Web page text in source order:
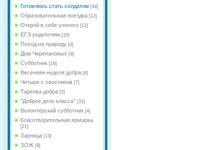
Готовлюсь стать солдатом [44]
Образовательная поездка [12]
Открой в себе ученого [12]
ЕГЭ родителям [10]
Поход на природу [4]
Дом Черепановых [9]
Субботник [16]
Весенняя неделя добра [6]
Четыре с хвостиком [7]
Тарелка добра [5]
"Доброе дело класса" [31]
Волонтерский субботник [4]
Благотворительная ярмарка
[21]
Зарница [13]
ЗОЖ [9]